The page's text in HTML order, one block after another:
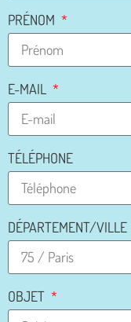
PRÉNOM
E-MAIL
TÉLÉPHONE
DÉPARTEMENT/VILLE
OBJET